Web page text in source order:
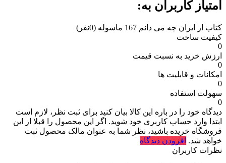
امتیاز کاربران به:
کتاب از ایران چه می دانم 167 ماسوله
(0نفر)
کیفیت ساخت
0
ارزش خرید به نسبت قیمت
0
امکانات و قابلیت ها
0
سهولت استفاده
0
دیدگاه خود را در باره این کالا بیان کنید برای ثبت نظر، لازم است
ابتدا وارد حساب کاربری خود شوید. اگر این محصول را قبلا از این
فروشگاه خریده باشید، نظر شما به عنوان مالک محصول ثبت
خواهد شد. افزودن دیدگاه
نظرات کاربران